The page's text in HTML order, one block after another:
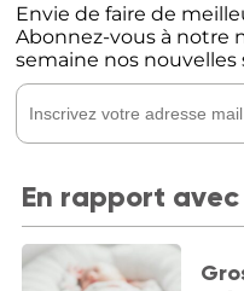
Envie de faire de
Abonnez-vous à notre
semaine nos nouvelles
En rapport